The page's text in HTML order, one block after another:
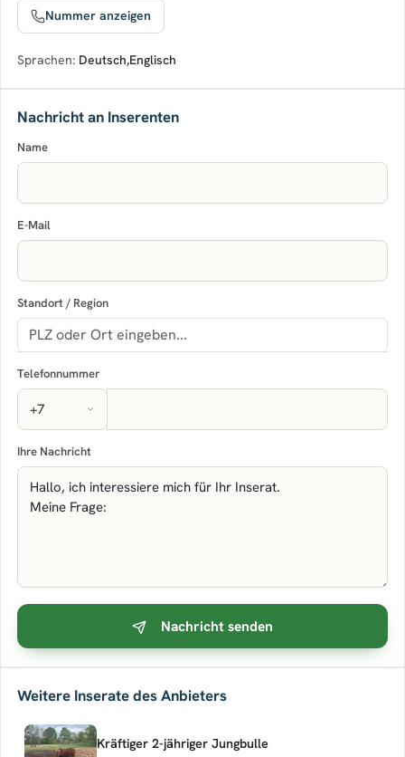
Nummer anzeigen
Sprachen: Deutsch,Englisch
Nachricht an Inserenten
Name
E-Mail
Standort / Region
Telefonnummer
Ihre Nachricht
Nachricht senden
Weitere Inserate des Anbieters
Kräftiger 2-jähriger Jungbulle